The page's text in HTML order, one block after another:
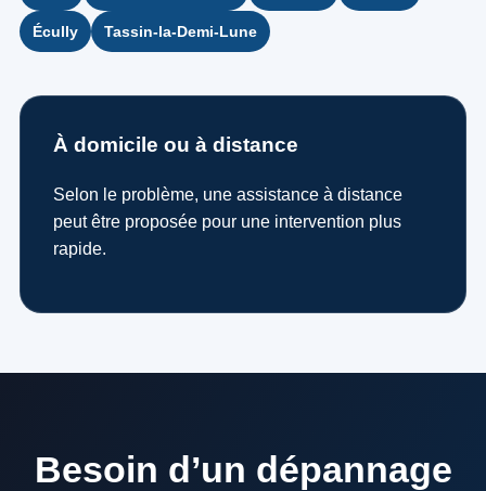
Écully Tassin-la-Demi-Lune
À domicile ou à distance
Selon le problème, une assistance à distance
peut être proposée pour une intervention plus
rapide.
Besoin d’un dépannage